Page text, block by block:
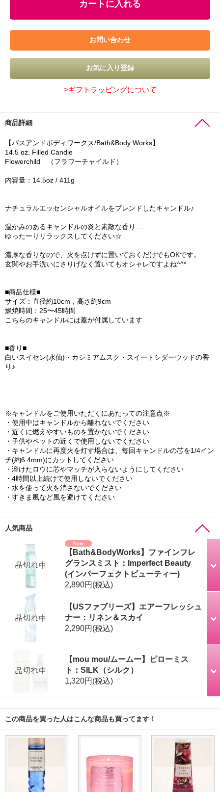
>ギフトラッピングについて
商品詳細
【バスアンドボディワークス/Bath&Body Works】
14.5 oz. Filled Candle
Flowerchild （フラワーチャイルド）
内容量：14.5oz / 411g
ナチュラルエッセンシャルオイルをブレンドしたキャンドル♪
温かみのあるキャンドルの炎と素敵な香り…
ゆったーりリラックスしてください☆
濃厚な香りなので、火を点けずに置いておくだけでもOKです。
玄関やお手洗いにさりげなく置いてもオシャレですよね^^*
■商品仕様■
サイズ：直径約10cm，高さ約9cm
燃焼時間：25〜45時間
こちらのキャンドルには蓋が付属しています
■香り■
白いスイセン(水仙)・カシミアムスク・スイートシダーウッドの香
り♪
※キャンドルをご使用いただくにあたっての注意点※
・使用中はキャンドルから離れないでください
・近くに燃えやすいものを置かないでください
・子供やペットの近くで使用しないでください
・キャンドルに再度火を灯す場合は、毎回キャンドルの芯を1/4イン
チ(約6.4mm)にカットしてください
・溶けたロウに芯やマッチが入らないようにしてください
・4時間以上続けて使用しないでください
・水を使って火を消さないでください
・すきま風など風を避けてください
人気商品
【Bath&BodyWorks】ファインフレ
グランスミスト：Imperfect Beauty
(インパーフェクトビューティー)
2,890円 (税込)
【USファブリーズ】エアーフレッシュ
ナー：リネン＆スカイ
2,290円 (税込)
【mou mou/ムームー】ピローミス
ト：SILK（シルク）
1,320円 (税込)
この商品を買った人はこんな商品も買ってます！